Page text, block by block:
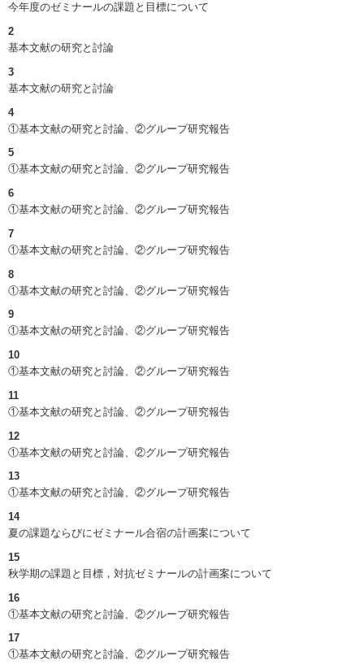
今年度のゼミナールの課題と目標について
2
基本文献の研究と討論
3
基本文献の研究と討論
4
①基本文献の研究と討論、②グループ研究報告
5
①基本文献の研究と討論、②グループ研究報告
6
①基本文献の研究と討論、②グループ研究報告
7
①基本文献の研究と討論、②グループ研究報告
8
①基本文献の研究と討論、②グループ研究報告
9
①基本文献の研究と討論、②グループ研究報告
10
①基本文献の研究と討論、②グループ研究報告
11
①基本文献の研究と討論、②グループ研究報告
12
①基本文献の研究と討論、②グループ研究報告
13
①基本文献の研究と討論、②グループ研究報告
14
夏の課題ならびにゼミナール合宿の計画案について
15
秋学期の課題と目標，対抗ゼミナールの計画案について
16
①基本文献の研究と討論、②グループ研究報告
17
①基本文献の研究と討論、②グループ研究報告